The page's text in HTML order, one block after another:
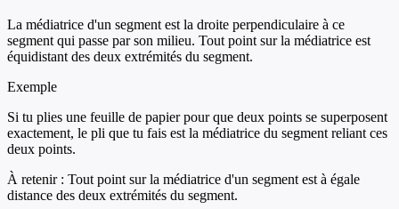
La médiatrice d'un segment est la droite perpendiculaire à ce
segment qui passe par son milieu. Tout point sur la médiatrice est
équidistant des deux extrémités du segment.
Exemple
Si tu plies une feuille de papier pour que deux points se superposent
exactement, le pli que tu fais est la médiatrice du segment reliant ces
deux points.
À retenir : Tout point sur la médiatrice d'un segment est à égale
distance des deux extrémités du segment.